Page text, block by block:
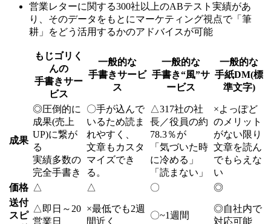
営業レターに関する300社以上のABテスト実績があ
り、そのデータをもとにマーケティング視点で「筆
耕」をどう活用するかのアドバイスが可能
もじゴリく
んの
手書きサー
ビス
一般的な
手書きサービ
ス
一般的な
手書き“風”サ
ービス
一般的な
手紙DM(標
準文字)
成果
◎圧倒的に
成果(売上
UP)に繋が
る
実績多数の
完全手書き
〇手が込んで
いるため読ま
れやすく、
文章もカスタ
マイズでき
る。
△317社の社
長／役員の約
78.3％が
「気づいた時
に冷める」
「読まない」
×よっぽど
のメリット
がない限り
文章を読ん
でもらえな
い
価格 △ △ 〇
◎
送付
スピ
△ 即日～20
営業日
×最低でも2週
間近く
〇~1週間
◎自社内で
対応可能